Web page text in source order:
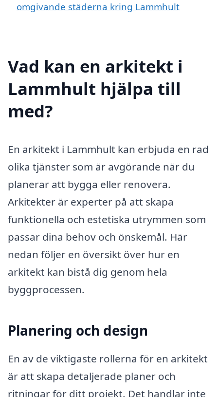
omgivande städerna kring Lammhult
Vad kan en arkitekt i
Lammhult hjälpa till
med?
En arkitekt i Lammhult kan erbjuda en rad
olika tjänster som är avgörande när du
planerar att bygga eller renovera.
Arkitekter är experter på att skapa
funktionella och estetiska utrymmen som
passar dina behov och önskemål. Här
nedan följer en översikt över hur en
arkitekt kan bistå dig genom hela
byggprocessen.
Planering och design
En av de viktigaste rollerna för en arkitekt
är att skapa detaljerade planer och
ritningar för ditt projekt. Det handlar inte